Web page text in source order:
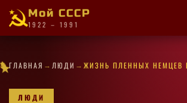
Мой СССР
1922 – 1991
✦
✦
✧
✦
✦
✧
✧
✧
✦
✧
★
★
★
✦
·★
★
★
★
✧
✦
★
✦
★
✦
★
· ГЛАВНАЯ → ЛЮДИ → ЖИЗНЬ ПЛЕННЫХ НЕМЦЕВ
ЛЮДИ